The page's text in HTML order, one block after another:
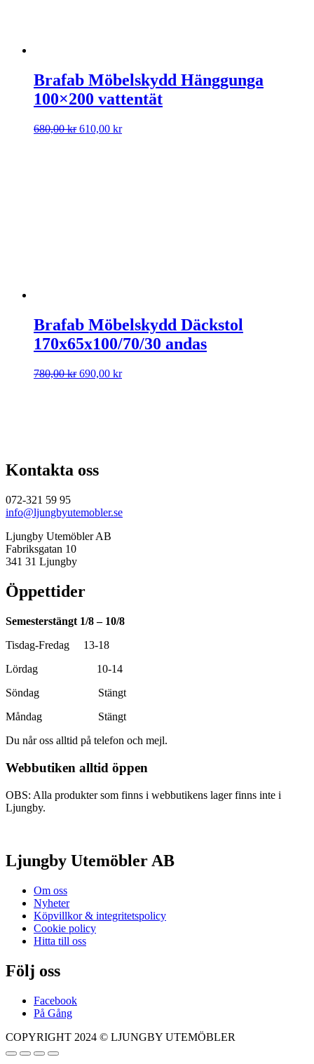
Brafab Möbelskydd Hänggunga
100×200 vattentät
680,00kr Det
610,00 krDet
Brafab Möbelskydd Däckstol
170x65x100/70/30 andas
780,00kr Det
690,00 krDet
Kontakta oss
072-321 59 95
info@ljungbyutemobler.se
Ljungby Utemöbler AB
Fabriksgatan 10
341 31 Ljungby
Öppettider
Semesterstängt 1/8 – 10/8
Tisdag-Fredag 13-18
Lördag 10-14
Söndag Stängt
Måndag Stängt
Du når oss alltid på telefon och mejl.
Webbutiken alltid öppen
OBS: Alla produkter som finns i webbutikens lager finns inte i
Ljungby.
Ljungby Utemöbler AB
Om oss
Nyheter
Köpvillkor & integritetspolicy
Cookie policy
Hitta till oss
Följ oss
Facebook
På Gång
COPYRIGHT 2024 © LJUNGBY UTEMÖBLER